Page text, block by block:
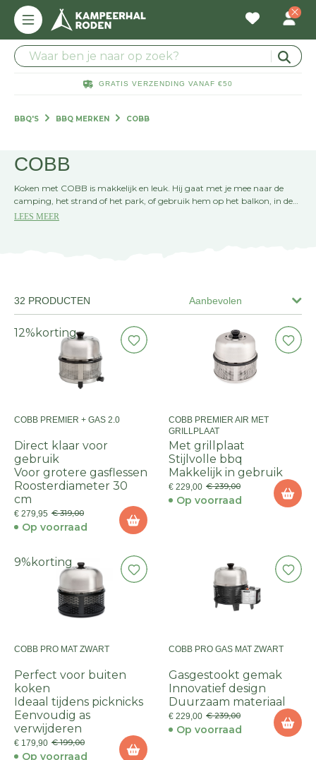
GRATIS VERZENDING VANAF €50
BBQ'S BBQ MERKEN COBB
COBB
Koken met COBB is makkelijk en leuk. Hij gaat met je mee naar de
camping, het strand of het park, of gebruik hem op het balkon, in de
tuin of op de boot. Overal waar je wilt, kun je heerlijk koken. Maar er is
LEES MEER
Aanbevolen
32 PRODUCTEN
12% korting
COBB PREMIER + GAS 2.0
Direct klaar voor
gebruik
Voor grotere gasflessen
Roosterdiameter 30
cm
€ 279,95 € 319,00
Op voorraad
COBB PREMIER AIR MET
GRILLPLAAT
Met grillplaat
Stijlvolle bbq
Makkelijk in gebruik
€ 229,00 € 239,00
Op voorraad
9% korting
COBB PRO MAT ZWART
Perfect voor buiten
koken
Ideaal tijdens picknicks
Eenvoudig as
verwijderen
€ 179,90 € 199,00
Op voorraad
COBB PRO GAS MAT ZWART
Gasgestookt gemak
Innovatief design
Duurzaam materiaal
€ 229,00 € 239,00
Op voorraad